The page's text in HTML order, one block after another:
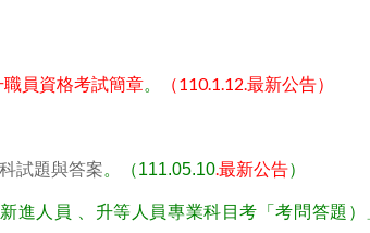
員資格考試簡章。 （110.1.12.最新公告）
試題與答案。（111.05.10.最新公告）
進人員 、升等人員專業科目考「考問答題）